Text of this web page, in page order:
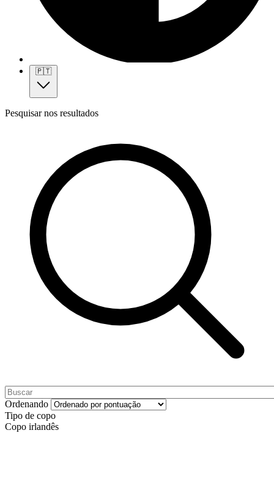
🇵🇹
Pesquisar nos resultados
Ordenando
Tipo de copo
Copo irlandês